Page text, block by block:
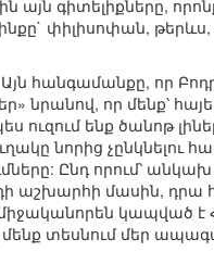
այն գիտելիքները,
փիլիսոփան,
հանգամանքը, որ
նրանով, որ մենք՝
ուզում ենք ծանոթ
նորից չընկնելու
Ընդ որում՝
աշխարհի մասին, դրա
կապված
տեսնում մեր